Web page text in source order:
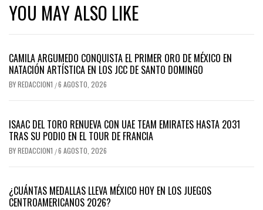
YOU MAY ALSO LIKE
CAMILA ARGUMEDO CONQUISTA EL PRIMER ORO DE MÉXICO EN
NATACIÓN ARTÍSTICA EN LOS JCC DE SANTO DOMINGO
BYREDACCION1 /6 AGOSTO, 2026
ISAAC DEL TORO RENUEVA CON UAE TEAM EMIRATES HASTA 2031
TRAS SU PODIO EN EL TOUR DE FRANCIA
BYREDACCION1 /6 AGOSTO, 2026
¿CUÁNTAS MEDALLAS LLEVA MÉXICO HOY EN LOS JUEGOS
CENTROAMERICANOS 2026?